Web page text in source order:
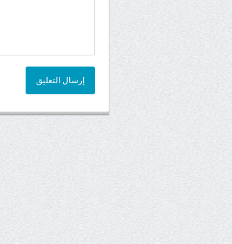
إرسال التعليق